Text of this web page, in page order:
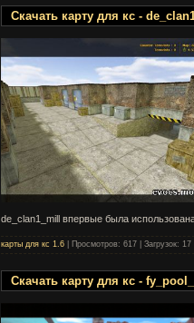
Скачать карту для кс -
de_clan1_mill впервые была
карты для кс 1.6 Просмотров: 617 Загрузок: 17
Скачать карту для кс -